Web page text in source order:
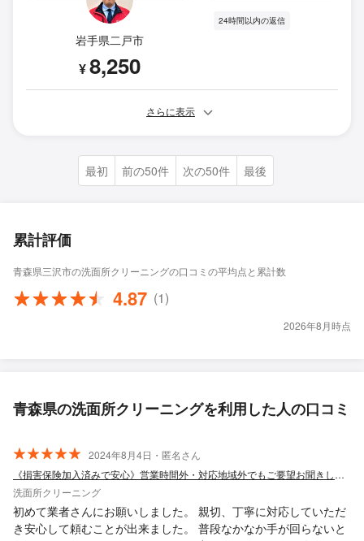
岩手県二戸市
¥8,250
24時間以内の返信
さらに表示
最初 前の50件 次の50件 最後
累計評価
青森県三沢市の洗面所クリーニングの口コミの平均点と累計数
4.87 (1)
2026年8月時点
青森県の洗面所クリーニングを利用した人の口コミ
2024年8月4日・匿名さん
《損害保険加入済みで安心》営業時間外・対応地域外でもご要望お聞きします！
洗面所クリーニング
初めて業者さんにお願いしました。 親切、丁寧に対応していただ
き安心して頼むことが出来ました。 普段なかなか手が回らないと